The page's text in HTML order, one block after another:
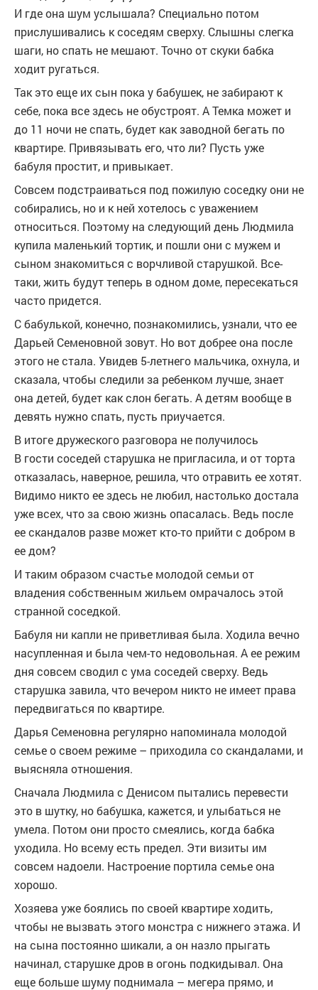
И где она шум услышала? Специально потом
прислушивались к соседям сверху. Слышны слегка
шаги, но спать не мешают. Точно от скуки бабка
ходит ругаться.
Так это еще их сын пока у бабушек, не забирают к
себе, пока все здесь не обустроят. А Темка может и
до 11 ночи не спать, будет как заводной бегать по
квартире. Привязывать его, что ли? Пусть уже
бабуля простит, и привыкает.
Совсем подстраиваться под пожилую соседку они не
собирались, но и к ней хотелось с уважением
относиться. Поэтому на следующий день Людмила
купила маленький тортик, и пошли они с мужем и
сыном знакомиться с ворчливой старушкой. Все-
таки, жить будут теперь в одном доме, пересекаться
часто придется.
С бабулькой, конечно, познакомились, узнали, что ее
Дарьей Семеновной зовут. Но вот добрее она после
этого не стала. Увидев 5-летнего мальчика, охнула, и
сказала, чтобы следили за ребенком лучше, знает
она детей, будет как слон бегать. А детям вообще в
девять нужно спать, пусть приучается.
В итоге дружеского разговора не получилось
В гости соседей старушка не пригласила, и от торта
отказалась, наверное, решила, что отравить ее хотят.
Видимо никто ее здесь не любил, настолько достала
уже всех, что за свою жизнь опасалась. Ведь после
ее скандалов разве может кто-то прийти с добром в
ее дом?
И таким образом счастье молодой семьи от
владения собственным жильем омрачалось этой
странной соседкой.
Бабуля ни капли не приветливая была. Ходила вечно
насупленная и была чем-то недовольная. А ее режим
дня совсем сводил с ума соседей сверху. Ведь
старушка завила, что вечером никто не имеет права
передвигаться по квартире.
Дарья Семеновна регулярно напоминала молодой
семье о своем режиме – приходила со скандалами, и
выясняла отношения.
Сначала Людмила с Денисом пытались перевести
это в шутку, но бабушка, кажется, и улыбаться не
умела. Потом они просто смеялись, когда бабка
уходила. Но всему есть предел. Эти визиты им
совсем надоели. Настроение портила семье она
хорошо.
Хозяева уже боялись по своей квартире ходить,
чтобы не вызвать этого монстра с нижнего этажа. И
на сына постоянно шикали, а он назло прыгать
начинал, старушке дров в огонь подкидывал. Она
еще больше шуму поднимала – мегера прямо, и